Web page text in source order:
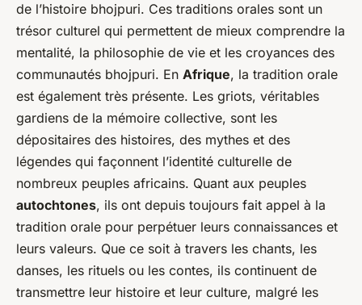
de l’histoire bhojpuri. Ces traditions orales sont un
trésor culturel qui permettent de mieux comprendre la
mentalité, la philosophie de vie et les croyances des
communautés bhojpuri. En Afrique, la tradition orale
est également très présente. Les griots, véritables
gardiens de la mémoire collective, sont les
dépositaires des histoires, des mythes et des
légendes qui façonnent l’identité culturelle de
nombreux peuples africains. Quant aux peuples
autochtones, ils ont depuis toujours fait appel à la
tradition orale pour perpétuer leurs connaissances et
leurs valeurs. Que ce soit à travers les chants, les
danses, les rituels ou les contes, ils continuent de
transmettre leur histoire et leur culture, malgré les